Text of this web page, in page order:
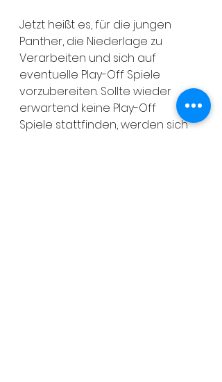
Jetzt heißt es, für die jungen
Panther, die Niederlage zu
Verarbeiten und sich auf
eventuelle Play-Off Spiele
vorzubereiten. Sollte wieder
erwartend keine Play-Off
Spiele stattfinden, werden sich